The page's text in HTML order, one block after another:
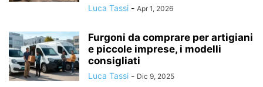
Luca Tassi - Apr 1, 2026
Furgoni da comprare per artigiani
e piccole imprese, i modelli
consigliati
Luca Tassi - Dic 9, 2025